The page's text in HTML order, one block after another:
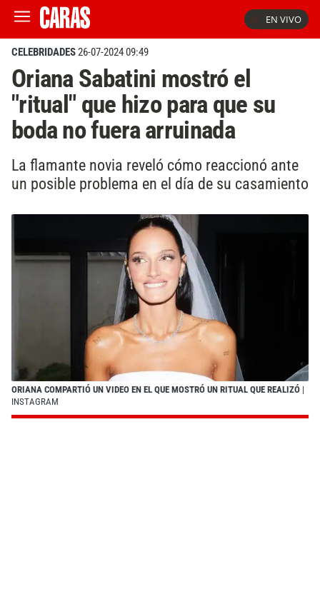
EN VIVO
CELEBRIDADES26-07-2024 09:49
Oriana Sabatini mostró el
"ritual" que hizo para que su
boda no fuera arruinada
La flamante novia reveló cómo reaccionó ante
un posible problema en el día de su casamiento
ORIANA COMPARTIÓ UN VIDEO EN EL QUE MOSTRÓ UN RITUAL QUE REALIZÓ |
INSTAGRAM